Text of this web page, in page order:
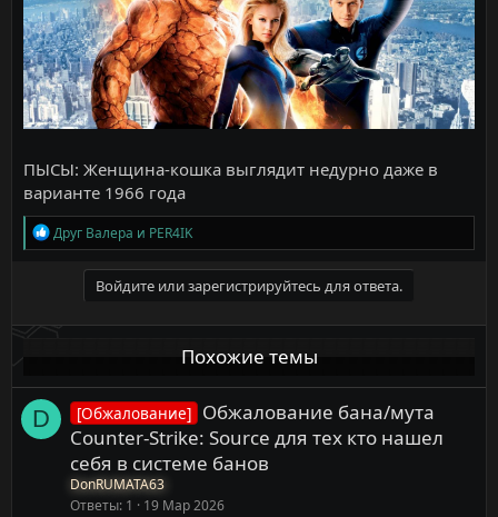
ПЫСЫ: Женщина-кошка выглядит недурно даже в
варианте 1966 года
Р
е
Друг Валера и PER4IK
Войдите или зарегистрируйтесь для ответа.
Похожие темы
D [Обжалование] Обжалование бана/мута
Counter-Strike: Source для тех кто нашел
себя в системе банов
DonRUMATA63
Ответы 1 19 Мар 2026